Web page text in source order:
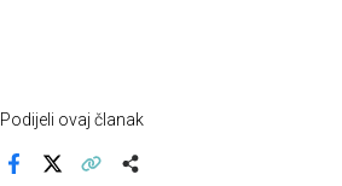
Podijeli ovaj članak